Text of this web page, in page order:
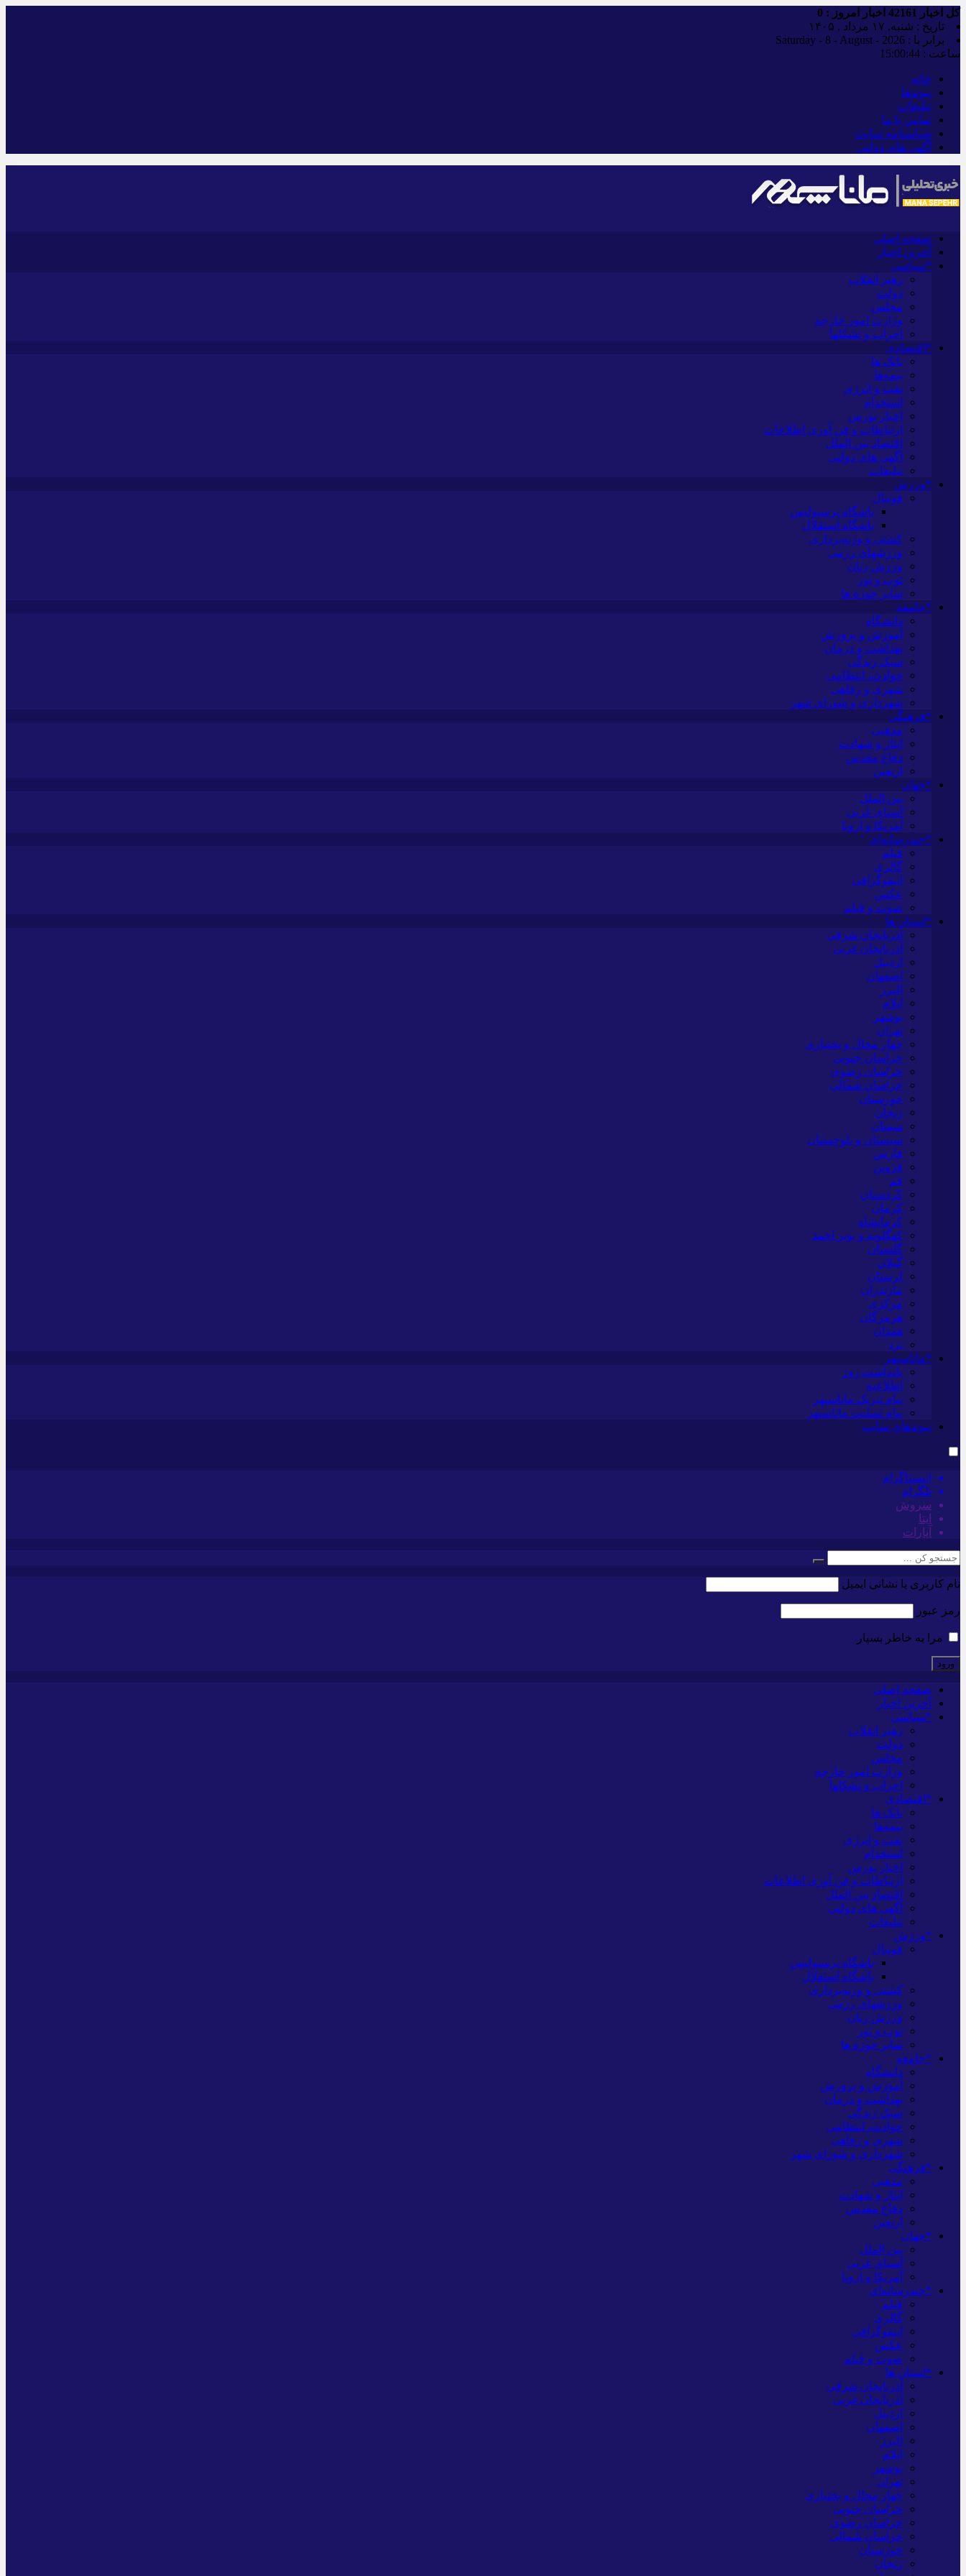
کل اخبار اخبار امروز : 0
تاریخ : شنبه, ۱۷ مرداد , ۱۴۰۵
برابر با : Saturday - 8 - August - 2026
ساعت : 15:00:45
خانه
پیوندها
تبلیغات
تماس با ما
شناسنامه سایت
آگهی های دولتی
صفحه اصلی
آخرین اخبار
*سیاسی
رهبر انقلاب
دولت
مجلس
وزارت امور خارجه
احزاب و تشکلها
*اقتصادی
بانک ها
بیمه‌ها
نفت و انرژی
استخدام
اخبار بورس
ارتباطات و فن آوری اطلاعات
اقتصاد بین الملل
آگهی های دولتی
تبلیغات
*ورزش
فوتبال
باشگاه پرسپولیس
باشگاه استقلال
کشتی و وزنه‌برداری
ورزشهای رزمی
ورزش زنان
توپ و تور
سایر حوزه ها
*جامعه
دانشگاه
آموزش و پرورش
بهداشت و درمان
سبک زندگی
حوادث، انتظامی
شهری و رفاهی
شهرداری و شورای شهر
*فرهنگی
مذهبی
ایثار و شهادت
دفاع مقدس
اربعین
*جهان
بین الملل
آسیای غربی
آمریکا و اروپا
*چندرسانه‌ای
فیلم
گالری
اینفوگرافی
عکس
صوت و فیلم
*استان ها
آذربایجان شرقی
آذربایجان غربی
اردبیل
اصفهان
البرز
ایلام
بوشهر
تهران
چهار محال و بختیاری
خراسان جنوبی
خراسان رضوی
خراسان شمالی
خوزستان
زنجان
سمنان
سیستان و بلوچستان
فارس
قزوین
قم
کردستان
کرمان
کرمانشاه
کهگلویه و بویر احمد
گلستان
گیلان
لرستان
مازندران
مرکزی
هرمزگان
همدان
یزد
*ماناسپهر
یادداشت روز
اطلاعیه
پیام تبریک ماناسپهر
پیام تسلیت ماناسپهر
پیوندهای سایت
اینستاگرام
تلگرام
سروش
ایتا
آپارات
نام کاربری یا نشانی ایمیل
رمز عبور
مرا به خاطر بسپار
صفحه اصلی
آخرین اخبار
*سیاسی
رهبر انقلاب
دولت
مجلس
وزارت امور خارجه
احزاب و تشکلها
*اقتصادی
بانک ها
بیمه‌ها
نفت و انرژی
استخدام
اخبار بورس
ارتباطات و فن آوری اطلاعات
اقتصاد بین الملل
آگهی های دولتی
تبلیغات
*ورزش
فوتبال
باشگاه پرسپولیس
باشگاه استقلال
کشتی و وزنه‌برداری
ورزشهای رزمی
ورزش زنان
توپ و تور
سایر حوزه ها
*جامعه
دانشگاه
آموزش و پرورش
بهداشت و درمان
سبک زندگی
حوادث، انتظامی
شهری و رفاهی
شهرداری و شورای شهر
*فرهنگی
مذهبی
ایثار و شهادت
دفاع مقدس
اربعین
*جهان
بین الملل
آسیای غربی
آمریکا و اروپا
*چندرسانه‌ای
فیلم
گالری
اینفوگرافی
عکس
صوت و فیلم
*استان ها
آذربایجان شرقی
آذربایجان غربی
اردبیل
اصفهان
البرز
ایلام
بوشهر
تهران
چهار محال و بختیاری
خراسان جنوبی
خراسان رضوی
خراسان شمالی
خوزستان
زنجان